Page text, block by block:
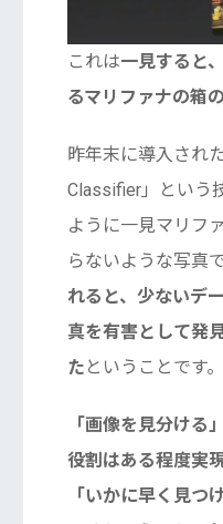
これは一見すると
るマリファナの箱
昨年末に導入され
Classifier」という
ように一見マリフ
らないような写真で
れると、少ないデ
真を有害として発
た ということです。
「画像を見分ける
役割はある程度実
「いかに早く見つ